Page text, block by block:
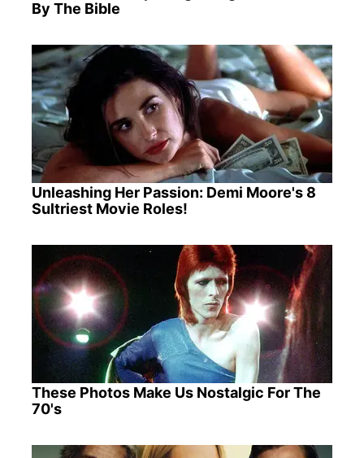
By The Bible
Unleashing Her Passion: Demi Moore's 8
Sultriest Movie Roles!
These Photos Make Us Nostalgic For The
70's